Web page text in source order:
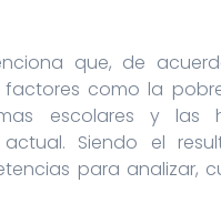
que, de
como la
escolares y las
Siendo el
para analizar,